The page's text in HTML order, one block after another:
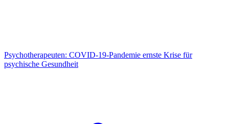
Psychotherapeuten: COVID-19-Pandemie ernste Krise für
psychische Gesundheit